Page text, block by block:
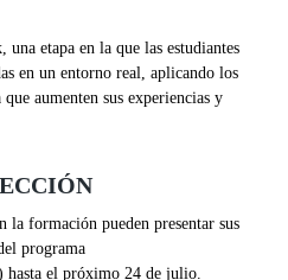
etapa en la que las estudiantes
en un entorno real, aplicando los
aumenten sus experiencias y
la formación pueden presentar sus
programa
el próximo 24 de julio.